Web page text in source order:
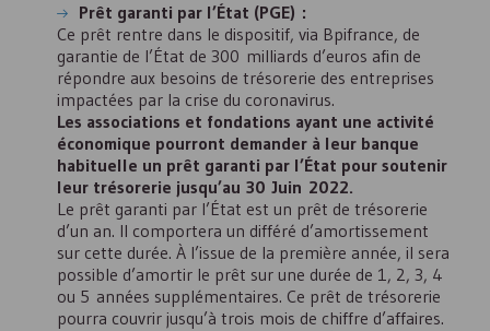
Prêt garanti par l’État (PGE) :
Ce prêt rentre dans le dispositif, via Bpifrance, de
garantie de l’État de 300 milliards d’euros afin de
répondre aux besoins de trésorerie des entreprises
impactées par la crise du coronavirus.
Les associations et fondations ayant une activité
économique pourront demander à leur banque
habituelle un prêt garanti par l’État pour soutenir
leur trésorerie jusqu’au 30 Juin 2022.
Le prêt garanti par l’État est un prêt de trésorerie
d’un an. Il comportera un différé d’amortissement
sur cette durée. À l’issue de la première année, il sera
possible d’amortir le prêt sur une durée de 1, 2, 3, 4
ou 5 années supplémentaires. Ce prêt de trésorerie
pourra couvrir jusqu’à trois mois de chiffre d’affaires.